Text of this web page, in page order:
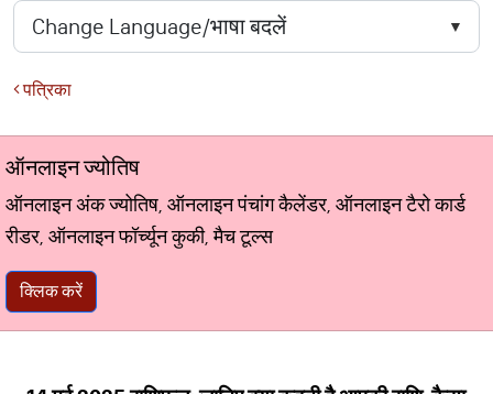
पत्रिका
ऑनलाइन ज्योतिष
ऑनलाइन अंक ज्योतिष, ऑनलाइन पंचांग कैलेंडर, ऑनलाइन टैरो कार्ड
रीडर, ऑनलाइन फॉर्च्यून कुकी, मैच टूल्स
क्लिक करें